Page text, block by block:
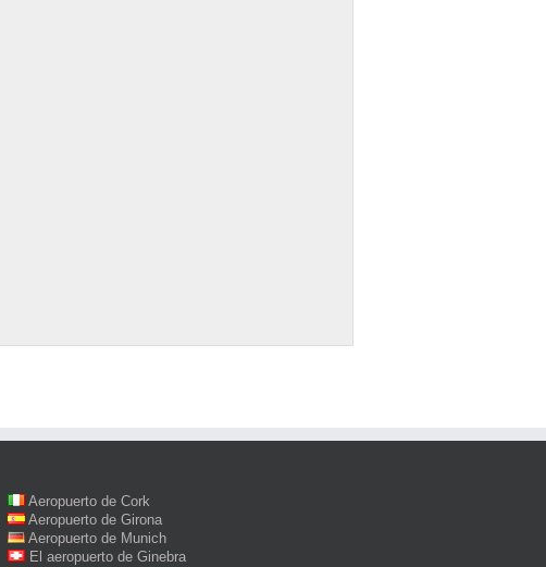
Aeropuerto de Cork
Aeropuerto de Girona
Aeropuerto de Munich
El aeropuerto de Ginebra